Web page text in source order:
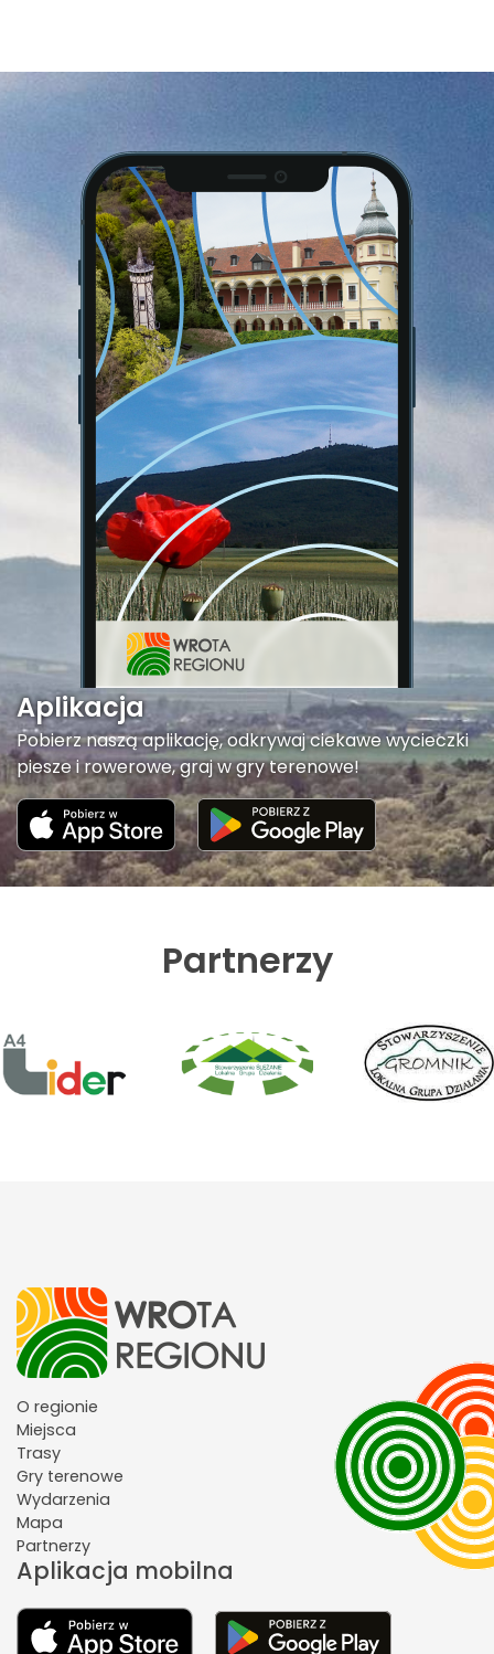
Aplikacja
Pobierz naszą aplikację, odkrywaj ciekawe wycieczki
piesze i rowerowe, graj w gry terenowe!
Partnerzy
O regionie
Miejsca
Trasy
Gry terenowe
Wydarzenia
Mapa
Partnerzy
Aplikacja mobilna